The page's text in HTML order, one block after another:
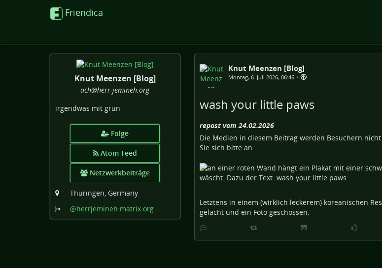
Friendica
Knut Meenzen [Blog]
ach@herr-jemineh.org
irgendwas mit grün
Folge
Atom-Feed
Netzwerkbeiträge
Thüringen, Germany
@herrjemineh:matrix.org
Knut Meenzen [Blog]
Montag, 6. Juli 2026, 06:46 •
wash your little paws
repost vom 24.02.2026
Die Medien in diesem Beitrag werden Besuchern
Sie sich bitte an.
Letztens in einem (wirklich leckerem) koreanischen
gelacht und ein Foto geschossen.